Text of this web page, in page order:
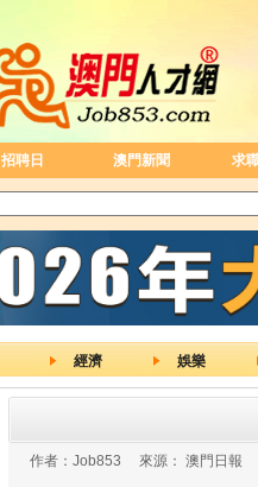
招聘日 澳門新聞 求
經濟 娛樂
作者： Job853 來源： 澳門日報